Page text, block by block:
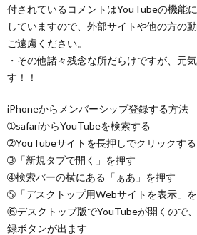
付されているコメントはYouTubeの機能
していますので、外部サイトや他の方の
ご遠慮ください。
・その他諸々残念な所だらけですが、元
す！！
iPhoneからメンバーシップ登録する方法
➀safariからYouTubeを検索する
➁YouTubeサイトを長押しでクリックする
➂「新規タブで開く」を押す
➃検索バーの横にある「ぁあ」を押す
➄「デスクトップ用Webサイトを表示」
⑥デスクトップ版でYouTubeが開くので
録ボタンが出ます